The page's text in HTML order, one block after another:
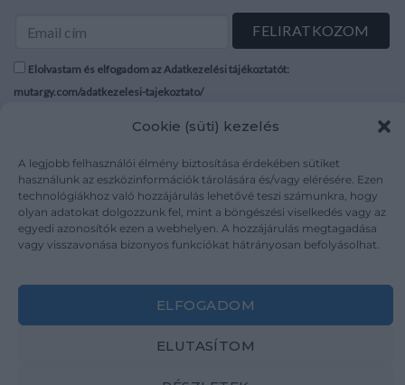
Cookie (süti) kezelés
A legjobb felhasználói élmény biztosítása érdekében sütiket
használunk az eszközinformációk tárolására és/vagy elérésére. Ezen
technológiákhoz való hozzájárulás lehetővé teszi számunkra, hogy
olyan adatokat dolgozzunk fel, mint a böngészési viselkedés vagy az
egyedi azonosítók ezen a webhelyen. A hozzájárulás megtagadása
vagy visszavonása bizonyos funkciókat hátrányosan befolyásolhat.
ELFOGADOM
ELUTASÍTOM
Elolvastam és elfogadom az Adatkezelési tájékoztatót:
mutargy.com/adatkezelesi-tajekoztato/
Médiaajánlat
Karrier
Kapcsolat
Áraink
ÁSZF
Adatvédelem
Impresszum